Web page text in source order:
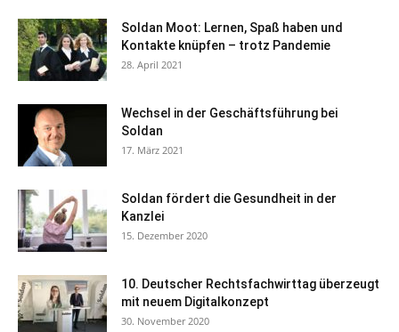
Soldan Moot: Lernen, Spaß haben und
Kontakte knüpfen – trotz Pandemie
28. April 2021
Wechsel in der Geschäftsführung bei
Soldan
17. März 2021
Soldan fördert die Gesundheit in der
Kanzlei
15. Dezember 2020
10. Deutscher Rechtsfachwirttag überzeugt
mit neuem Digitalkonzept
30. November 2020